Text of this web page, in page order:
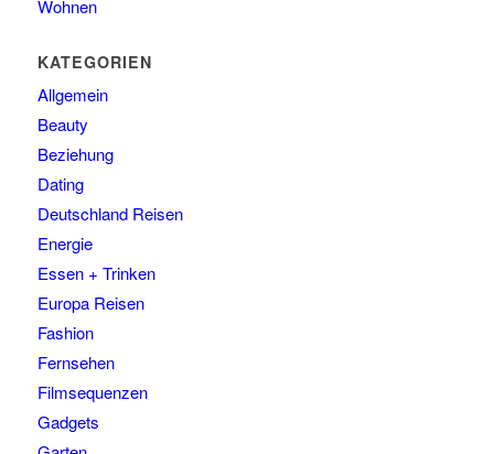
Wohnen
KATEGORIEN
Allgemein
Beauty
Beziehung
Dating
Deutschland Reisen
Energie
Essen + Trinken
Europa Reisen
Fashion
Fernsehen
Filmsequenzen
Gadgets